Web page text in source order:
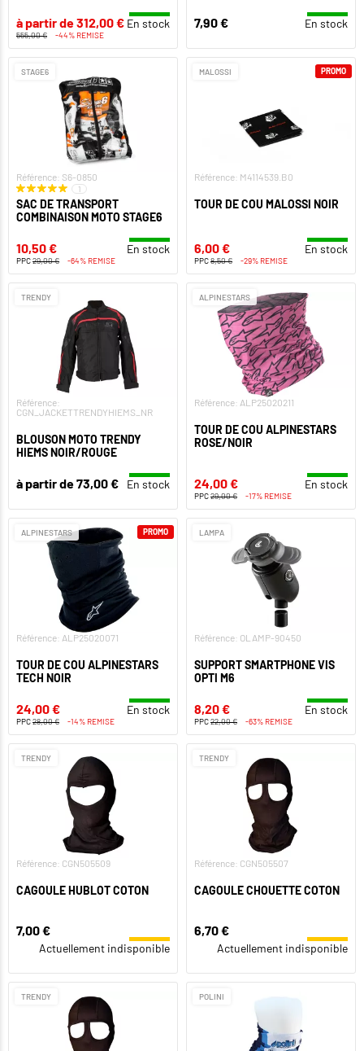
à partir de 312,00 € En stock
555,00 € -44% REMISE
7,90 € En stock
STAGE6
Référence: S6-0850
1
SAC DE TRANSPORT
COMBINAISON MOTO STAGE6
10,50 € En stock
PPC29,00 € -64% REMISE
MALOSSI
Référence: M4114539.B0
TOUR DE COU MALOSSI NOIR
6,00 € En stock
PPC8,50 € -29% REMISE
PROMO
TRENDY
Référence:
CGN_JACKETTRENDYHIEMS_NR
BLOUSON MOTO TRENDY
HIEMS NOIR/ROUGE
à partir de 73,00 € En stock
ALPINESTARS
Référence: ALP25020211
TOUR DE COU ALPINESTARS
ROSE/NOIR
24,00 € En stock
PPC29,00 € -17% REMISE
ALPINESTARS
Référence: ALP25020071
TOUR DE COU ALPINESTARS
TECH NOIR
24,00 € En stock
PPC28,00 € -14% REMISE
PROMO LAMPA
Référence: OLAMP-90450
SUPPORT SMARTPHONE VIS
OPTI M6
8,20 € En stock
PPC22,00 € -63% REMISE
TRENDY
Référence: CGN505509
CAGOULE HUBLOT COTON
7,00 €
Actuellement indisponible
TRENDY
Référence: CGN505507
CAGOULE CHOUETTE COTON
6,70 €
Actuellement indisponible
TRENDY POLINI